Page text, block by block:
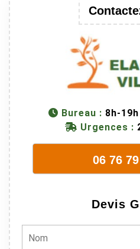
Bureau : 8h-
Urgences :
06 76
Devis